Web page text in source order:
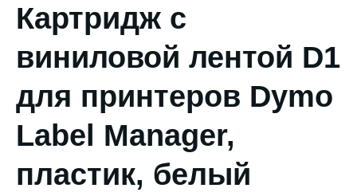
Картридж с
виниловой лентой D1
для принтеров Dymo
Label Manager,
пластик, белый